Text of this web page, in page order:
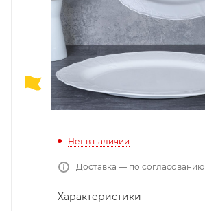
Нет в наличии
Доставка — по согласованию
Характеристики